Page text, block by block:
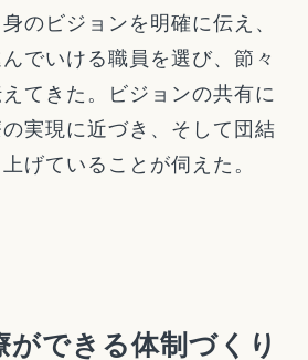
のビジョンを明確に伝え、
でいける職員を選び、節々
てきた。ビジョンの共有に
実現に近づき、そして団結
げていることが伺えた。
できる体制づくり